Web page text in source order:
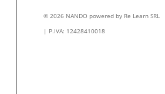
© 2026 NANDO powered by Re Learn SRL
| P.IVA: 12428410018